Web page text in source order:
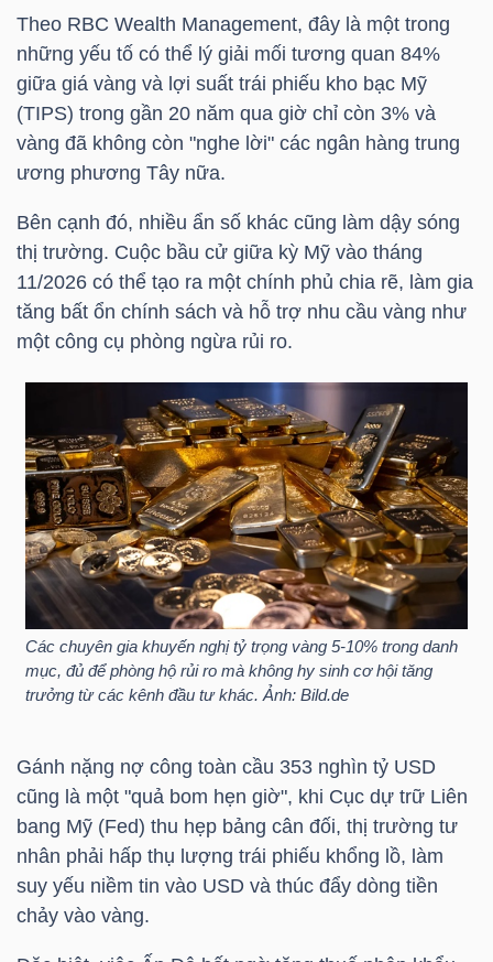
Theo RBC Wealth Management, đây là một trong
những yếu tố có thể lý giải mối tương quan 84%
giữa giá vàng và lợi suất trái phiếu kho bạc Mỹ
(TIPS) trong gần 20 năm qua giờ chỉ còn 3% và
vàng đã không còn "nghe lời" các ngân hàng trung
ương phương Tây nữa.
Bên cạnh đó, nhiều ẩn số khác cũng làm dậy sóng
thị trường. Cuộc bầu cử giữa kỳ Mỹ vào tháng
11/2026 có thể tạo ra một chính phủ chia rẽ, làm gia
tăng bất ổn chính sách và hỗ trợ nhu cầu vàng như
một công cụ phòng ngừa rủi ro.
Các chuyên gia khuyến nghị tỷ trọng vàng 5-10% trong danh
mục, đủ để phòng hộ rủi ro mà không hy sinh cơ hội tăng
trưởng từ các kênh đầu tư khác. Ảnh: Bild.de
Gánh nặng nợ công toàn cầu 353 nghìn tỷ USD
cũng là một "quả bom hẹn giờ", khi Cục dự trữ Liên
bang Mỹ (Fed) thu hẹp bảng cân đối, thị trường tư
nhân phải hấp thụ lượng trái phiếu khổng lồ, làm
suy yếu niềm tin vào USD và thúc đẩy dòng tiền
chảy vào vàng.
Ngành
(-)
VS-
SECTOR
NĂNG
LƯỢNG
NGUYÊN
VẬT
LIỆU
CÔNG
TIÊU
DÙNG
KHÔNG